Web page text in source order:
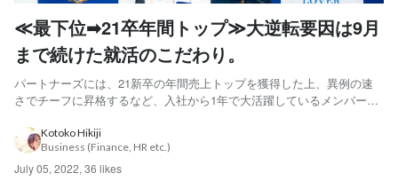
≪最下位➡21卒年間トップ≫大逆転要因は9月
まで続けた就活のこだわり。
パートナーズには、21新卒の年間売上トップを獲得した上、異例の速
さでチーフに昇格するなど、入社から1年で大活躍しているメンバーが
晴らしい成績までの道のりは決して平坦ではありませんでした。 初成
約は同期の中で一番最後。半年以上、売上順位は最下位。...
Kotoko Hikiji
Business (Finance, HR etc.)
July 05, 2022, 36 likes